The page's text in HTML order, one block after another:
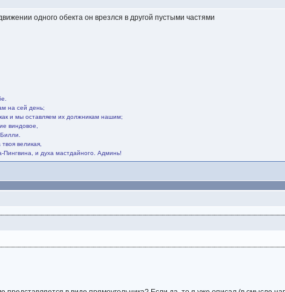
одного обекта он врезлся в другой пустыми частями
на сей день;
и мы оставляем их должникам нашим;
виндовое,
великая,
и духа мастдайного. Админь!